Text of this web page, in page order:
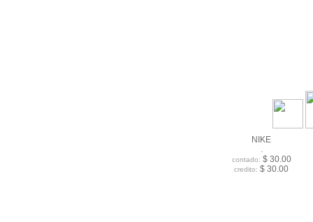
NIKE
.
contado: $ 30.00
credito: $ 30.00